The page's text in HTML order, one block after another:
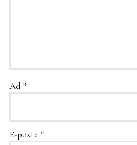
Ad *
E-posta *